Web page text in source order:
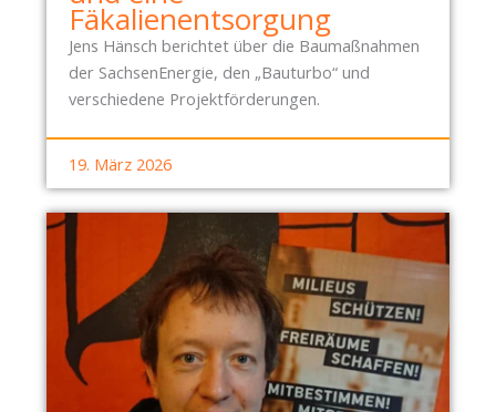
Fäkalienentsorgung
Jens Hänsch berichtet über die Baumaßnahmen
der SachsenEnergie, den „Bauturbo“ und
verschiedene Projektförderungen.
19. März 2026